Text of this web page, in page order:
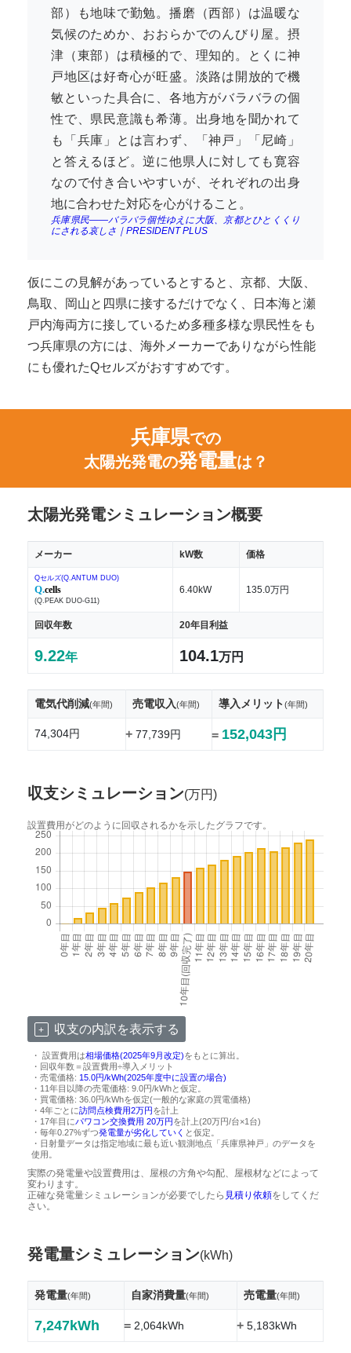
部）も地味で勤勉。播磨（西部）は温暖な
気候のためか、おおらかでのんびり屋。摂
津（東部）は積極的で、理知的。とくに神
戸地区は好奇心が旺盛。淡路は開放的で機
敏といった具合に、各地方がバラバラの個
性で、県民意識も希薄。出身地を聞かれて
も「兵庫」とは言わず、「神戸」「尼崎」
と答えるほど。逆に他県人に対しても寛容
なので付き合いやすいが、それぞれの出身
地に合わせた対応を心がけること。
兵庫県民――バラバラ個性ゆえに大阪、京都とひとくくり
にされる哀しさ｜PRESIDENT PLUS
仮にこの見解があっているとすると、京都、大阪、
鳥取、岡山と四県に接するだけでなく、日本海と瀬
戸内海両方に接しているため多種多様な県民性をも
つ兵庫県の方には、海外メーカーでありながら性能
にも優れたQセルズがおすすめです。
兵庫県での
太陽光発電の発電量は？
太陽光発電シミュレーション概要
メーカー kW数 価格
Qセルズ(Q.ANTUM DUO)
Q.cells
(Q.PEAK DUO-G11)
6.40kW 135.0万円
回収年数 20年目利益
9.22年 104.1万円
電気代削減(年間) 売電収入(年間) 導入メリット(年間)
74,304円 +77,739円 = 152,043円
収支シミュレーション(万円)
設置費用がどのように回収されるかを示したグラフです。
収支の内訳を表示する
・ 設置費用は相場価格(2025年9月改定)をもとに算出。
・回収年数＝設置費用÷導入メリット
・売電価格: 15.0円/kWh(2025年度中に設置の場合)
・11年目以降の売電価格: 9.0円/kWhと仮定。
・買電価格: 36.0円/kWhを仮定(一般的な家庭の買電価格)
・4年ごとに訪問点検費用2万円 を計上
・17年目にパワコン交換費用 20万円 を計上(20万円/台×1台)
・毎年0.27%ずつ発電量が劣化していく と仮定。
・日射量データは指定地域に最も近い観測地点「兵庫県神戸」のデータを
使用。
実際の発電量や設置費用は、屋根の方角や勾配、屋根材などによって
変わります。
正確な発電量シミュレーションが必要でしたら 見積り依頼をしてくだ
さい。
発電量シミュレーション(kWh)
発電量(年間) 自家消費量(年間) 売電量(年間)
7,247kWh =2,064kWh +5,183kWh